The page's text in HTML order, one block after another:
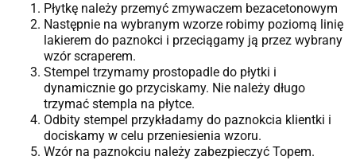
Płytkę należy przemyć zmywaczem bezacetonowym
Następnie na wybranym wzorze robimy poziomą linię
lakierem do paznokci i przeciągamy ją przez wybrany
wzór scraperem.
Stempel trzymamy prostopadle do płytki i
dynamicznie go przyciskamy. Nie należy długo
trzymać stempla na płytce.
Odbity stempel przykładamy do paznokcia klientki i
dociskamy w celu przeniesienia wzoru.
Wzór na paznokciu należy zabezpieczyć Topem.